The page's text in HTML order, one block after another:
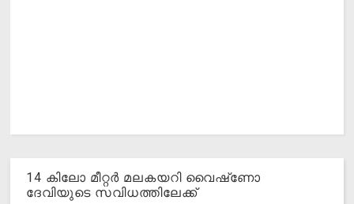
14 കിലോ മീറ്റര്‍ മലകയറി വൈഷ്‌ണോ
ദേവിയുടെ സവിധത്തിലേക്ക്